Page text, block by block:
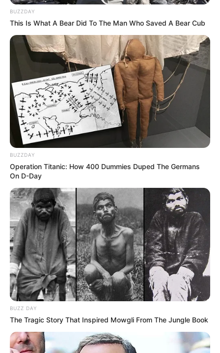
BUZZDAY
This Is What A Bear Did To The Man Who Saved A Bear Cub
BUZZDAY
Operation Titanic: How 400 Dummies Duped The Germans
On D-Day
BUZZ DAY
The Tragic Story That Inspired Mowgli From The Jungle Book